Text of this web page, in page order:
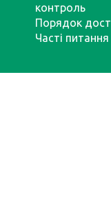
контроль
Порядок
Часті питання